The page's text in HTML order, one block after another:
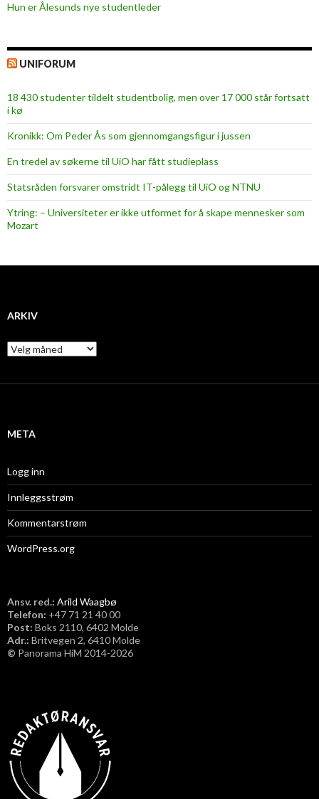
Hun er Ålesunds nye studentleder
UNIFORUM
18 430 studenter tildelt studentbolig, men over 17 000 står fortsatt
i kø
Kronikk: Om Peder Ås som gjennomgangsfigur i jussen
En tredel av søkerne til UiO har fått studieplass
Statsråden forsvarer omstridt IT-pålegg til UiO og NTNU
Ytring: – Universiteter er ikke utformet for å skape mennesker som
Mozart
ARKIV
A
r
i
META
Logg inn
Innleggsstrøm
Kommentarstrøm
WordPress.org
Ansv. red.: Arild Waagbø
Telefon: ​+47 71 21 40 00
Post: Boks 2110, 6402 Molde
Adr.: Britvegen 2, 6410 Molde
© Panorama HiM 2014-2026